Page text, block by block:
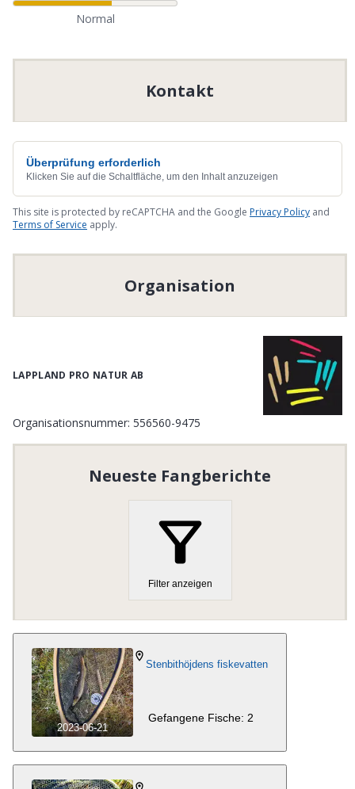
Normal
Kontakt
Überprüfung erforderlich
Klicken Sie auf die Schaltfläche, um den Inhalt anzuzeigen
This site is protected by reCAPTCHA and the Google Privacy Policy and
Terms of Service apply.
Organisation
LAPPLAND PRO NATUR AB
Organisationsnummer: 556560-9475
Neueste Fangberichte
Filter anzeigen
2023-06-21
Stenbithöjdens fiskevatten
Gefangene Fische: 2